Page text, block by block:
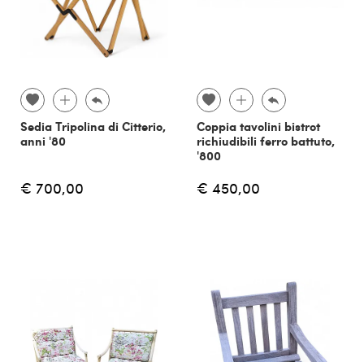
Sedia Tripolina di Citterio,
anni '80
€ 700,00
Coppia tavolini bistrot
richiudibili ferro battuto,
'800
€ 450,00